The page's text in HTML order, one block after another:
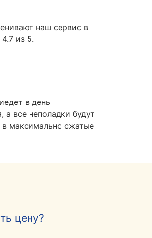
наш сервис в
из 5.
в день
а все неполадки будут
в максимально сжатые
цену?